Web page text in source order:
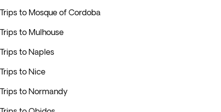
Trips to Mosque of Cordoba
Trips to Mulhouse
Trips to Naples
Trips to Nice
Trips to Normandy